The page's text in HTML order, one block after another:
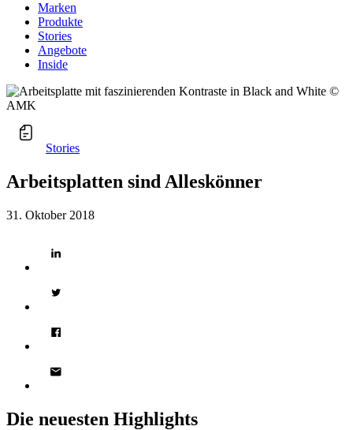
Marken
Produkte
Stories
Angebote
Inside
Stories
Arbeitsplatten sind Alleskönner
31. Oktober 2018
Die neuesten Highlights